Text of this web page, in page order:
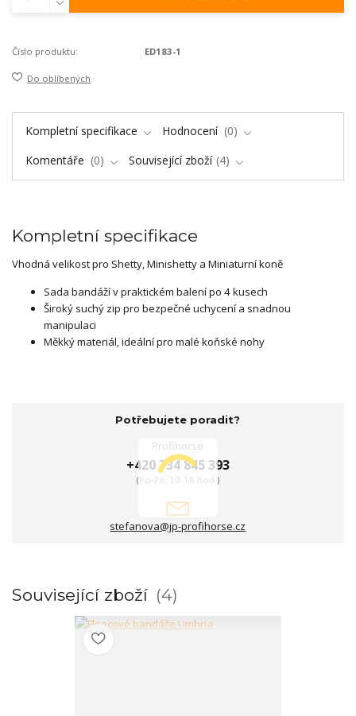
Číslo produktu: ED183-1
Do oblíbených
Kompletní specifikace Hodnocení
0
Komentáře
0 Související zboží 4
Kompletní specifikace
Vhodná velikost pro Shetty, Minishetty a Miniaturní koně
Sada bandáží v praktickém balení po 4 kusech
Široký suchý zip pro bezpečné uchycení a snadnou
manipulaci
Měkký materiál, ideální pro malé koňské nohy
Potřebujete poradit?
Profihorse
+420 734 845 393
(Po-Pá, 10-18 hod.)
stefanova@jp-profihorse.cz
Související zboží 4